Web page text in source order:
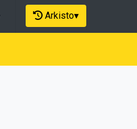
Arkisto▾